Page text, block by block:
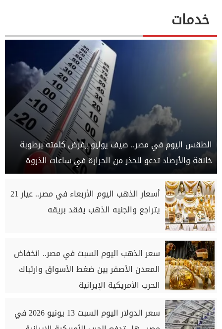
خدمات
الطقس اليوم في مصر.. صيف يوليو يفرض كلمته برطوبة
خانقة والأرصاد تدعو للحذر من الحرارة في ساعات الذروة
أسعار الذهب اليوم الأربعاء في مصر.. عيار 21
يتراجع والجنيه الذهب يفقد بريقه
سعر الذهب اليوم السبت في مصر.. انخفاض
المعدن الأصفر بين ضغط الأسواق وارتباك
الحرب الأمريكية الإيرانية
سعر الدولار اليوم السبت 13 يونيو 2026 في